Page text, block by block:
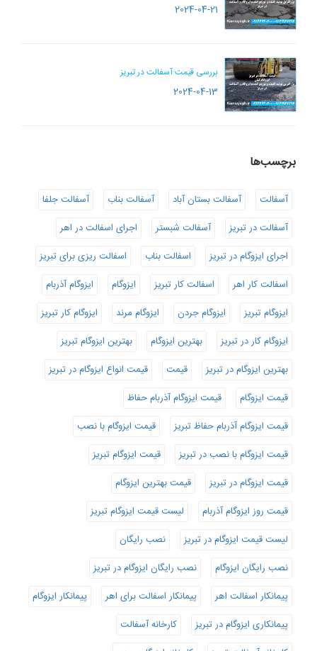
2024-04-21
بررسی قیمت آسفالت در تبریز
2024-04-13
برچسب‌ها
آسفالت آسفالت بستان آباد آسفالت بناب
آسفالت جلفا
آسفالت در تبریز
آسفالت شبستر
اجرای اسفالت در اهر
اجرای ایزوگام در تبریز
اسفالت بناب
اسفالت ریزی برای تبریز
اسفالت کار اهر
اسفالت کار تبریز ایزوگام
ایزوگام آذربام
ایزوگام تبریز
ایزوگام جردن ایزوگام مرند
ایزوگام کار تبریز
ایزوگام کار در تبریز
بهترین ایزوگام
بهترین ایزوگام تبریز
بهترین ایزوگام در تبریز
قیمت
قیمت انواع ایزوگام در تبریز
قیمت ایزوگام
قیمت ایزوگام آذربام حفاظ
قیمت ایزوگام آذربام حفاظ تبریز
قیمت ایزوگام با نصب
قیمت ایزوگام با نصب در تبریز
قیمت ایزوگام تبریز
قیمت ایزوگام در تبریز
قیمت بهترین ایزوگام
قیمت روز ایزوگام آذربام
لیست قیمت ایزوگام تبریز
لیست قیمت ایزوگام در تبریز
نصب رایگان
نصب رایگان ایزوگام
نصب رایگان ایزوگام در تبریز
پیمانکار اسفالت اهر
پیمانکار اسفالت برای اهر
پیمانکار ایزوگام
پیمانکاری ایزوگام در تبریز
کارخانه آسفالت